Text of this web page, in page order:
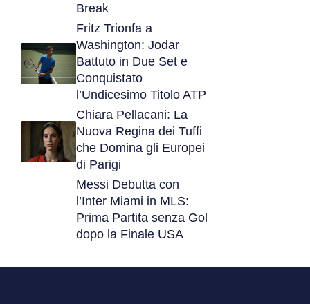
Break
Fritz Trionfa a
Washington: Jodar
Battuto in Due Set e
Conquistato
l’Undicesimo Titolo ATP
Chiara Pellacani: La
Nuova Regina dei Tuffi
che Domina gli Europei
di Parigi
Messi Debutta con
l’Inter Miami in MLS:
Prima Partita senza Gol
dopo la Finale USA